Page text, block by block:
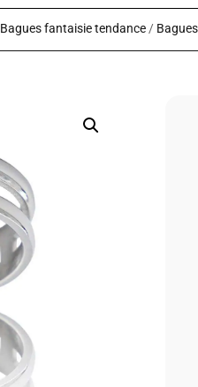
Bagues fantaisie tendance/